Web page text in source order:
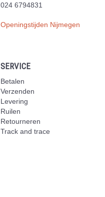
024 6794831
Openingstijden Nijmegen
SERVICE
Betalen
Verzenden
Levering
Ruilen
Retourneren
Track and trace